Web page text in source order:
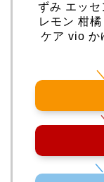
ずみ エッセ
レモン 柑
ケア vio か